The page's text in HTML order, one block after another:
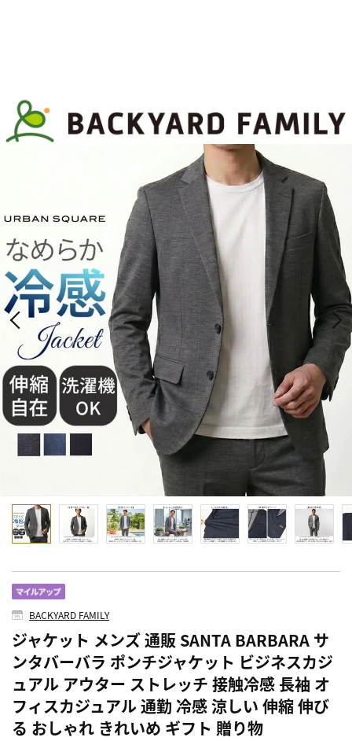
BACKYARD FAMILY
ジャケット メンズ 通販 SANTA BARBARA サ
ンタバーバラ ポンチジャケット ビジネスカジ
ュアル アウター ストレッチ 接触冷感 長袖 オ
フィスカジュアル 通勤 冷感 涼しい 伸縮 伸び
る おしゃれ きれいめ ギフト 贈り物